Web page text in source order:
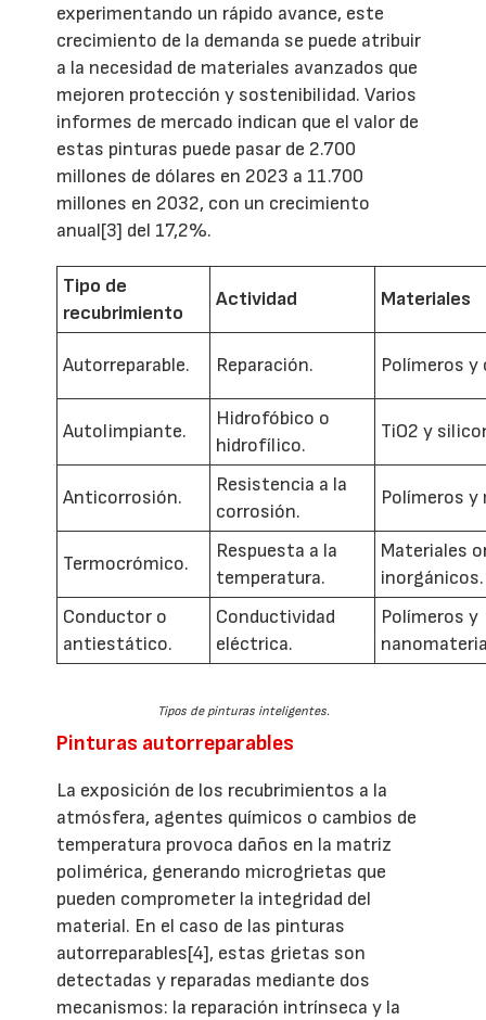
experimentando un rápido avance, este
crecimiento de la demanda se puede atribuir
a la necesidad de materiales avanzados que
mejoren protección y sostenibilidad. Varios
informes de mercado indican que el valor de
estas pinturas puede pasar de 2.700
millones de dólares en 2023 a 11.700
millones en 2032, con un crecimiento
anual[3] del 17,2%.
Tipo de
recubrimiento
Actividad Materiales
Autorreparable. Reparación. Polímeros y
Autolimpiante.
Hidrofóbico o
hidrofílico.
TiO2 y
Anticorrosión.
Resistencia a la
corrosión.
Polímeros y
Termocrómico.
Respuesta a la
temperatura.
Materiales
inorgánicos.
Conductor o
antiestático.
Conductividad
eléctrica.
Polímeros y
Tipos de pinturas inteligentes.
Pinturas autorreparables
La exposición de los recubrimientos a la
atmósfera, agentes químicos o cambios de
temperatura provoca daños en la matriz
polimérica, generando microgrietas que
pueden comprometer la integridad del
material. En el caso de las pinturas
autorreparables[4], estas grietas son
detectadas y reparadas mediante dos
mecanismos: la reparación intrínseca y la